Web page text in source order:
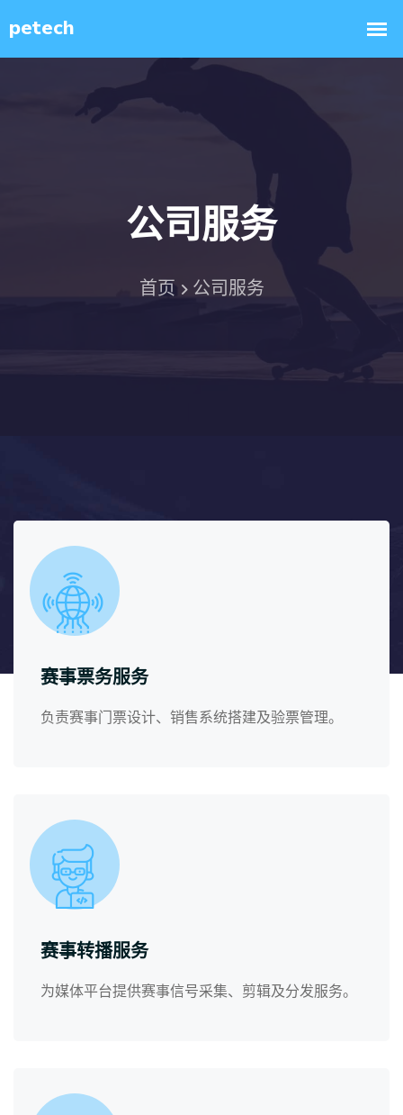
公司服务
首页 公司服务
赛事票务服务
负责赛事门票设计、销售系统搭建及验票管理。
赛事转播服务
为媒体平台提供赛事信号采集、剪辑及分发服务。